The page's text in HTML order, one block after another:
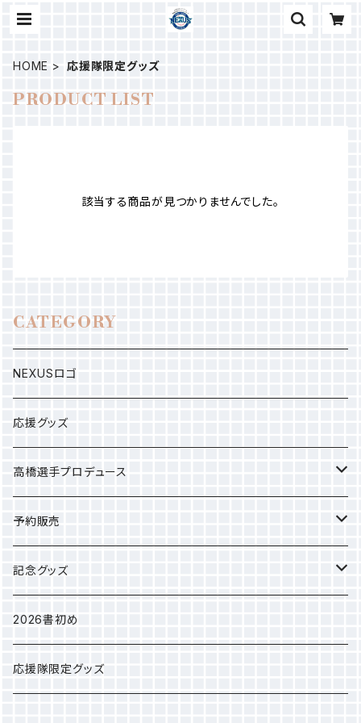
HOME 応援隊限定グッズ
PRODUCT LIST
該当する商品が見つかりませんでした。
CATEGORY
NEXUSロゴ
応援グッズ
高橋選手プロデュース
選手タオル
応援グッズ
アパレル
選手別Sサイズ巾着
予約販売
カレンダー
記念グッズ
2025年クラブ選手権
2026書初め
応援隊限定グッズ